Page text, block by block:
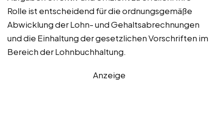
Rolle ist entscheidend für die ordnungsgemäße
Abwicklung der Lohn- und Gehaltsabrechnungen
und die Einhaltung der gesetzlichen Vorschriften im
Bereich der Lohnbuchhaltung.
Anzeige